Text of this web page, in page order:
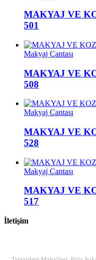
MAKYAJ VE
501
Makyaj Çantası
MAKYAJ VE
508
Makyaj Çantası
MAKYAJ VE
528
Makyaj Çantası
MAKYAJ VE
517
İletişim